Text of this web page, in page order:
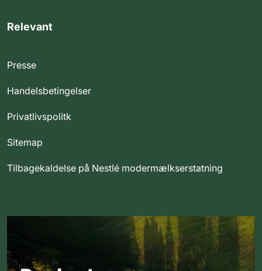
Relevant
Presse
Handelsbetingelser
Privatlivspolitk
Sitemap
Tilbagekaldelse på Nestlé modermælkserstatning